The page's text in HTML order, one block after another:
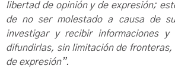
libertad de opinión y de expresión;
de no ser molestado a causa de
investigar y recibir informaciones
difundirlas, sin limitación de fronteras,
de expresión”.